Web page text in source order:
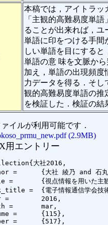
本稿では，アイトラッ
「主観的高難易度単
ることが出来れば，
単語に印をつける手間
しい単語を目にする
単語の意 味を文脈か
加え，単語の出現頻
力データを得る．そし
観的高難易度単語の推
を検証した．検証の結
イルが利用可能です．
(2.9MB)
用エントリー
大社2016,
Augereau and 黄瀬 浩一},
易度単語の推定},
学会技術研究報告, PRMU2015-189},
mar,
{115},
{517},